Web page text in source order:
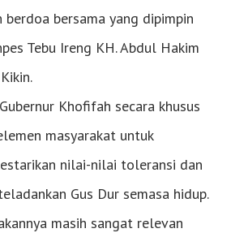
bersama yang dipimpin
Tebu Ireng KH. Abdul Hakim
Khofifah secara khusus
masyarakat untuk
nilai-nilai toleransi dan
Gus Dur semasa hidup.
masih sangat relevan